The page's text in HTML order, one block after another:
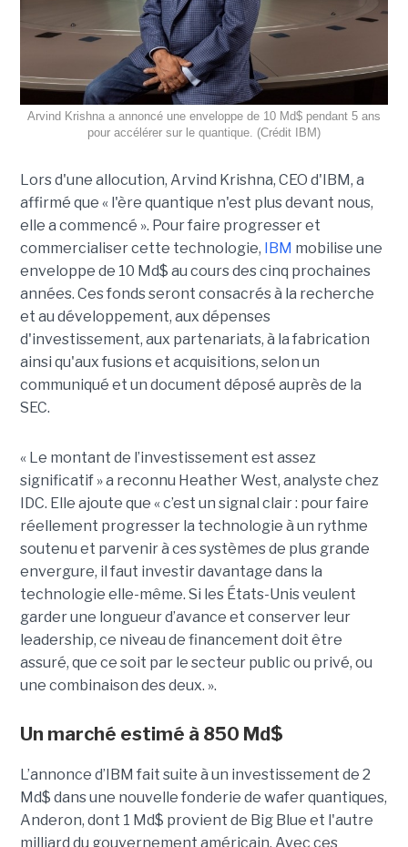
Arvind Krishna a annoncé une enveloppe de 10 Md$ pendant 5 ans
pour accélérer sur le quantique. (Crédit IBM)
Lors d'une allocution, Arvind Krishna, CEO d'IBM, a
affirmé que « l'ère quantique n'est plus devant nous,
elle a commencé ». Pour faire progresser et
commercialiser cette technologie, IBM mobilise une
enveloppe de 10 Md$ au cours des cinq prochaines
années. Ces fonds seront consacrés à la recherche
et au développement, aux dépenses
d'investissement, aux partenariats, à la fabrication
ainsi qu'aux fusions et acquisitions, selon un
communiqué et un document déposé auprès de la
SEC.
« Le montant de l’investissement est assez
significatif » a reconnu Heather West, analyste chez
IDC. Elle ajoute que « c’est un signal clair : pour faire
réellement progresser la technologie à un rythme
soutenu et parvenir à ces systèmes de plus grande
envergure, il faut investir davantage dans la
technologie elle-même. Si les États-Unis veulent
garder une longueur d’avance et conserver leur
leadership, ce niveau de financement doit être
assuré, que ce soit par le secteur public ou privé, ou
une combinaison des deux. ».
Un marché estimé à 850 Md$
L’annonce d’IBM fait suite à un investissement de 2
Md$ dans une nouvelle fonderie de wafer quantiques,
Anderon, dont 1 Md$ provient de Big Blue et l'autre
milliard du gouvernement américain. Avec ces